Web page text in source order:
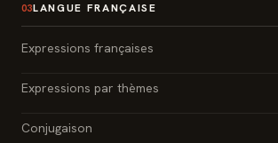
03LANGUE FRANÇAISE
Expressions françaises
Expressions par thèmes
Conjugaison